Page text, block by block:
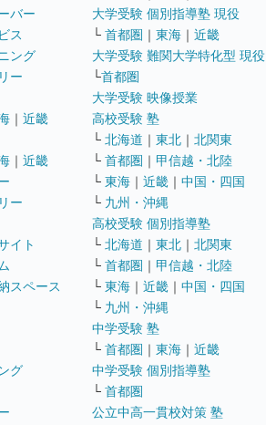
バー
ス
ング
ー
｜ 近畿
｜ 近畿
ー
イト
スペース
グ
大学受験 個別指導塾 現役
└ 首都圏 ｜ 東海 ｜ 近畿
大学受験 難関大学特化型 現役
└首都圏
大学受験 映像授業
高校受験 塾
└ 北海道 ｜ 東北 ｜ 北関東
└ 首都圏 ｜ 甲信越・北陸
└ 東海 ｜ 近畿 ｜ 中国・四国
└ 九州・沖縄
高校受験 個別指導塾
└ 北海道 ｜ 東北 ｜ 北関東
└ 首都圏 ｜ 甲信越・北陸
└ 東海 ｜ 近畿 ｜ 中国・四国
└ 九州・沖縄
中学受験 塾
└ 首都圏 ｜ 東海 ｜ 近畿
中学受験 個別指導塾
└ 首都圏
公立中高一貫校対策 塾